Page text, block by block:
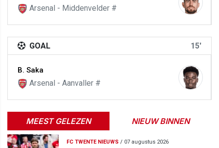
Arsenal - Middenvelder #
GOAL 15'
B. Saka
Arsenal - Aanvaller #
MEEST GELEZEN NIEUW BINNEN
FC TWENTE NIEUWS / 07 augustus 2026